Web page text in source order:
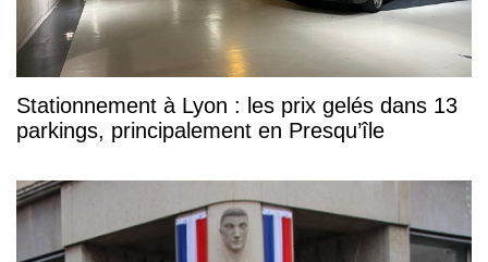
Stationnement à Lyon : les prix gelés dans 13
parkings, principalement en Presqu’île